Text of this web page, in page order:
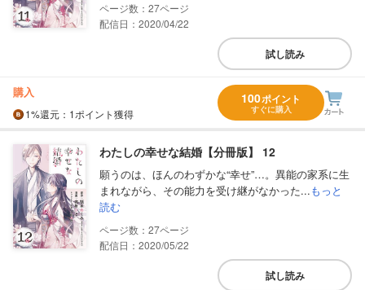
27
配信日：2020/04/22
試し読み
購入
1%還元 ：1ポイント獲得
100ポイント
すぐに購入
わたしの幸せな結婚【分冊版】 12
願うのは、ほんのわずかな“幸せ”…。異能の家系に生
まれながら、その能力を受け継がなかった...もっと
読む
27
配信日：2020/05/22
試し読み